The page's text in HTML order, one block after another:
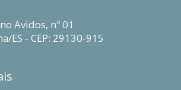
Avidos, nº 01
ES - CEP: 29130-915